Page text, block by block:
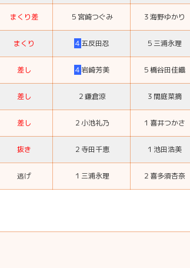
まくり差 ５ 宮崎つぐみ ３海野ゆかり
まくり ４ 五反田忍 ５ 三浦永理
差し ４ 岩崎芳美 ５橋谷田佳織
差し ２鎌倉涼 ３ 間庭菜摘
差し ２小池礼乃 １ 喜井つかさ
抜き ２ 寺田千恵 １ 池田浩美
逃げ １ 三浦永理 ２ 喜多須杏奈